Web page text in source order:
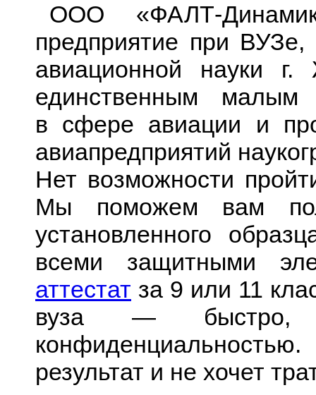
ООО «ФАЛТ-
предприятие при ВУЗе,
авиационной науки г.
единственным малым
в сфере авиации и
авиапредприятий
Нет возможности
Мы поможем вам
установленного
всеми защитными
аттестат за 9 или 11
вуза —
результат и не хочет